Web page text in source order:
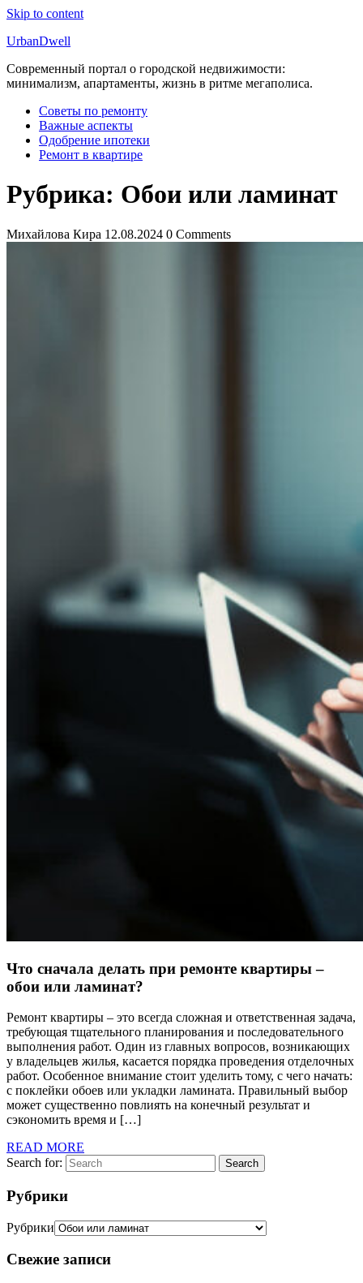
Skip to content
UrbanDwell
Современный портал о городской недвижимости:
минимализм, апартаменты, жизнь в ритме мегаполиса.
Советы по ремонту
Важные аспекты
Одобрение ипотеки
Ремонт в квартире
Рубрика: Обои или ламинат
Михайлова Кира 12.08.2024 0 Comments
Что сначала делать при ремонте квартиры –
обои или ламинат?
Ремонт квартиры – это всегда сложная и ответственная задача,
требующая тщательного планирования и последовательного
выполнения работ. Один из главных вопросов, возникающих
у владельцев жилья, касается порядка проведения отделочных
работ. Особенное внимание стоит уделить тому, с чего начать:
с поклейки обоев или укладки ламината. Правильный выбор
может существенно повлиять на конечный результат и
сэкономить время и […]
READ MORE
Search for:
Search
Рубрики
Рубрики
Свежие записи